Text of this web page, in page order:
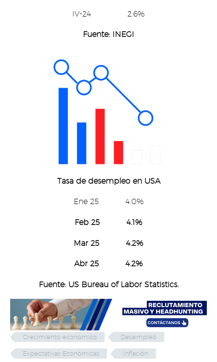
IV-24 2.6%
Fuente: INEGI
Tasa de desempleo en USA
Ene 25 4.0%
Feb 25 4.1%
Mar 25 4.2%
Abr 25 4.2%
Fuente: US Bureau of Labor Statistics.
Crecimiento económico Desempleo
Expectativas Económicas Inflación